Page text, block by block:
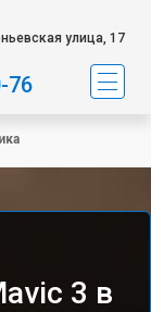
улица, 17
76
3 в